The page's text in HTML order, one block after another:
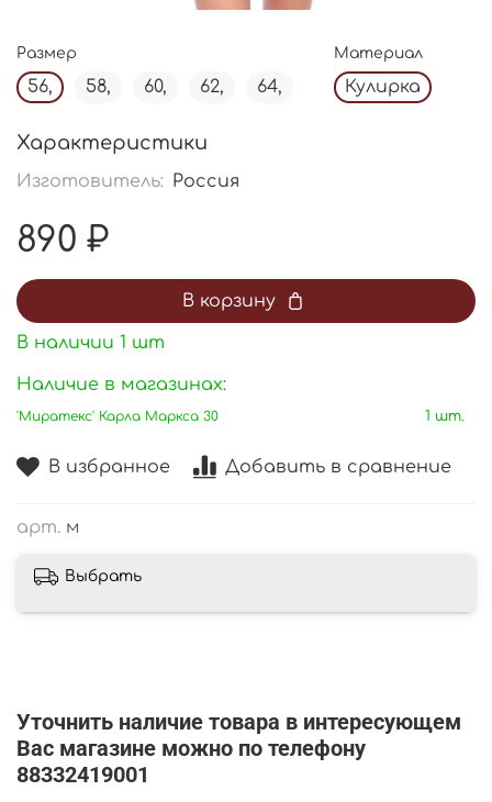
В избранное Добавить в сравнение
арт. м
Размер
56, 58, 60, 62, 64,
Материал
Кулирка
Характеристики
Изготовитель: Россия
890 ₽
В корзину
В наличии 1 шт
Наличие в магазинах:
'Миратекс' Карла Маркса 30 1 шт.
Выбрать
Уточнить наличие товара в интересующем
Вас магазине можно по телефону
88332419001